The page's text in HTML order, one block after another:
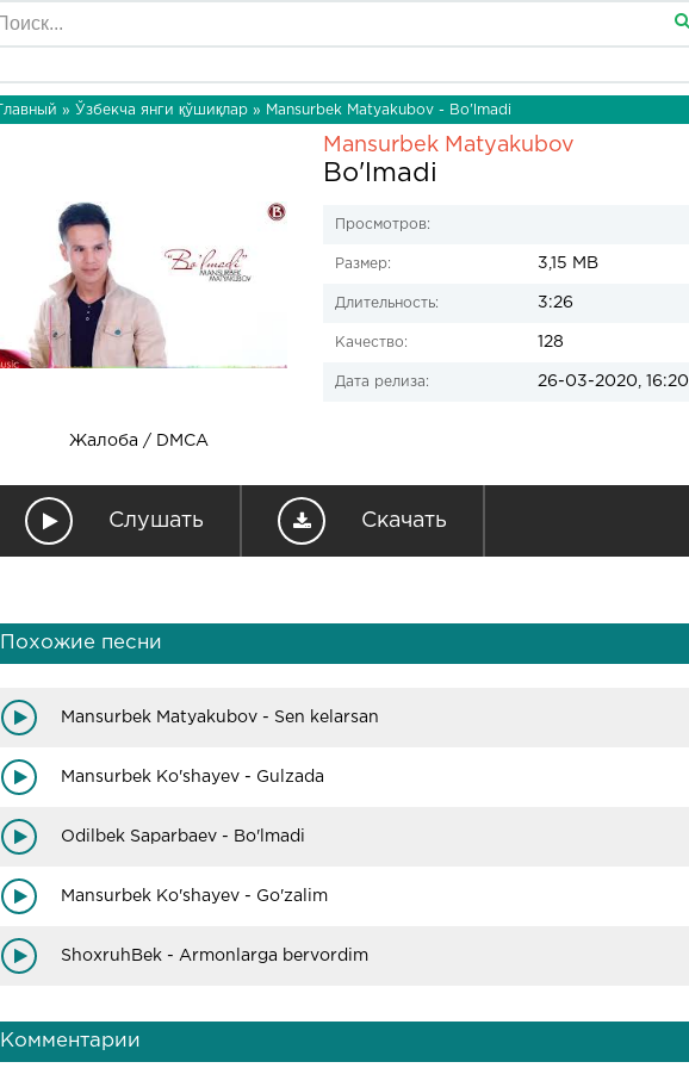
Главный » Ўзбекча янги қўшиқлар » Mansurbek Matyakubov - Bo'lmadi
Жалоба / DMCA
Mansurbek Matyakubov
Bo'lmadi
Просмотров:
Размер: 3,15 MB
Длительность: 3:26
Качество: 128
Дата релиза: 26-03-2020, 16:20
Слушать Скачать
Похожие песни
Mansurbek Matyakubov - Sen kelarsan
Mansurbek Ko'shayev - Gulzada
Odilbek Saparbaev - Bo'lmadi
Mansurbek Ko'shayev - Go'zalim
ShoxruhBek - Armonlarga bervordim
Комментарии